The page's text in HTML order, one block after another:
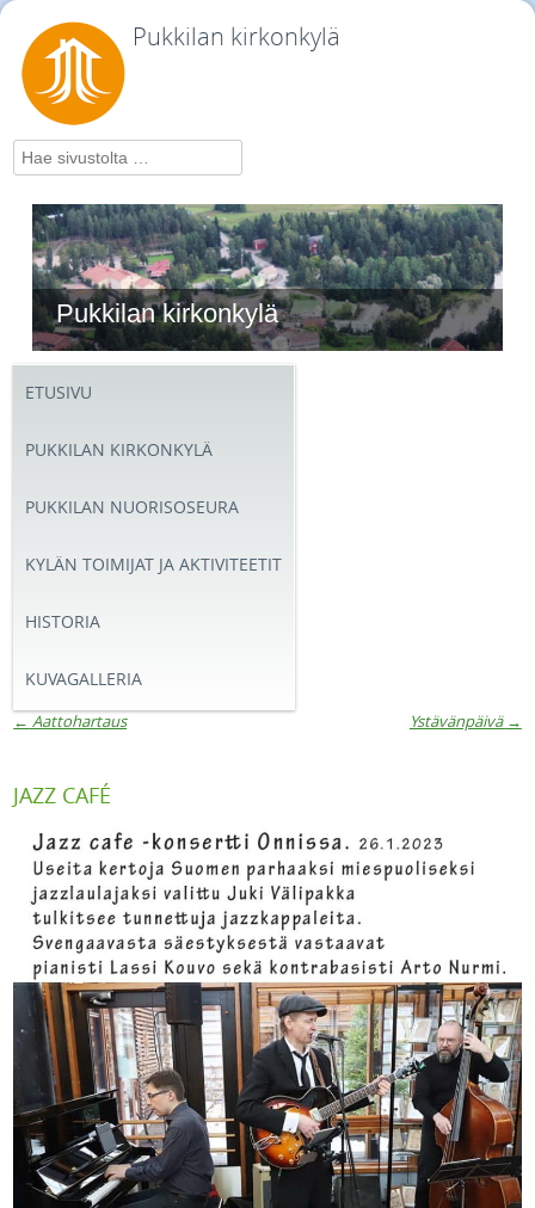
Pukkilan kirkonkylä
Hae
Pukkilan kirkonkylä
ETUSIVU
PUKKILAN KIRKONKYLÄ
PUKKILAN NUORISOSEURA
KYLÄN TOIMIJAT JA AKTIVITEETIT
HISTORIA
KUVAGALLERIA
← Aattohartaus Ystävänpäivä →
JAZZ CAFÉ